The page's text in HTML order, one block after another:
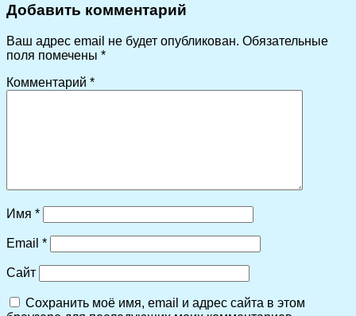
Добавить комментарий
Ваш адрес email не будет опубликован. Обязательные
поля помечены *
Комментарий *
Имя *
Email *
Сайт
Сохранить моё имя, email и адрес сайта в этом